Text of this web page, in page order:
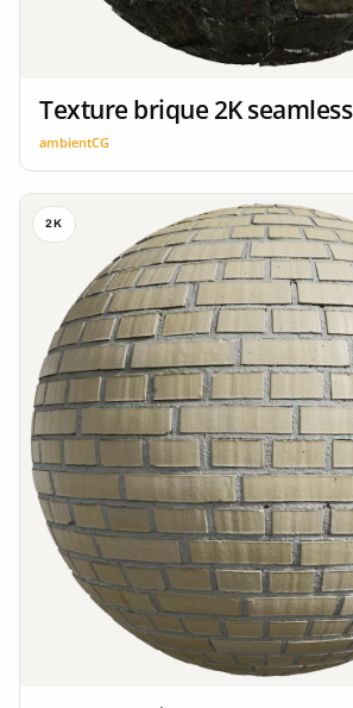
Texture brique 2K seamless
ambientCG
2K